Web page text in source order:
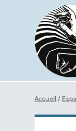
Accueil/